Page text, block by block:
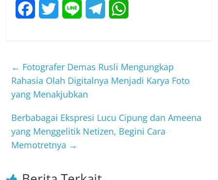
e
b
o
k
t
t
e
e
g
t
s
← Fotografer Demas Rusli Mengungkap
Rahasia Olah Digitalnya Menjadi Karya Foto
yang Menakjubkan
Berbabagai Ekspresi Lucu Cipung dan Ameena
yang Menggelitik Netizen, Begini Cara
Memotretnya →